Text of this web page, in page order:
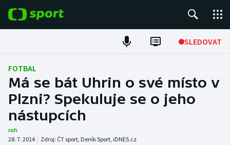
SLEDOVAT
Fotbal
Hokej
Tenis
Atletika
FOTBAL
Má se bát Uhrin o své místo v
Plzni? Spekuluje se o jeho
nástupcích
roh
28. 7. 2014 | Zdroj: ČT sport, Deník Sport, iDNES.cz